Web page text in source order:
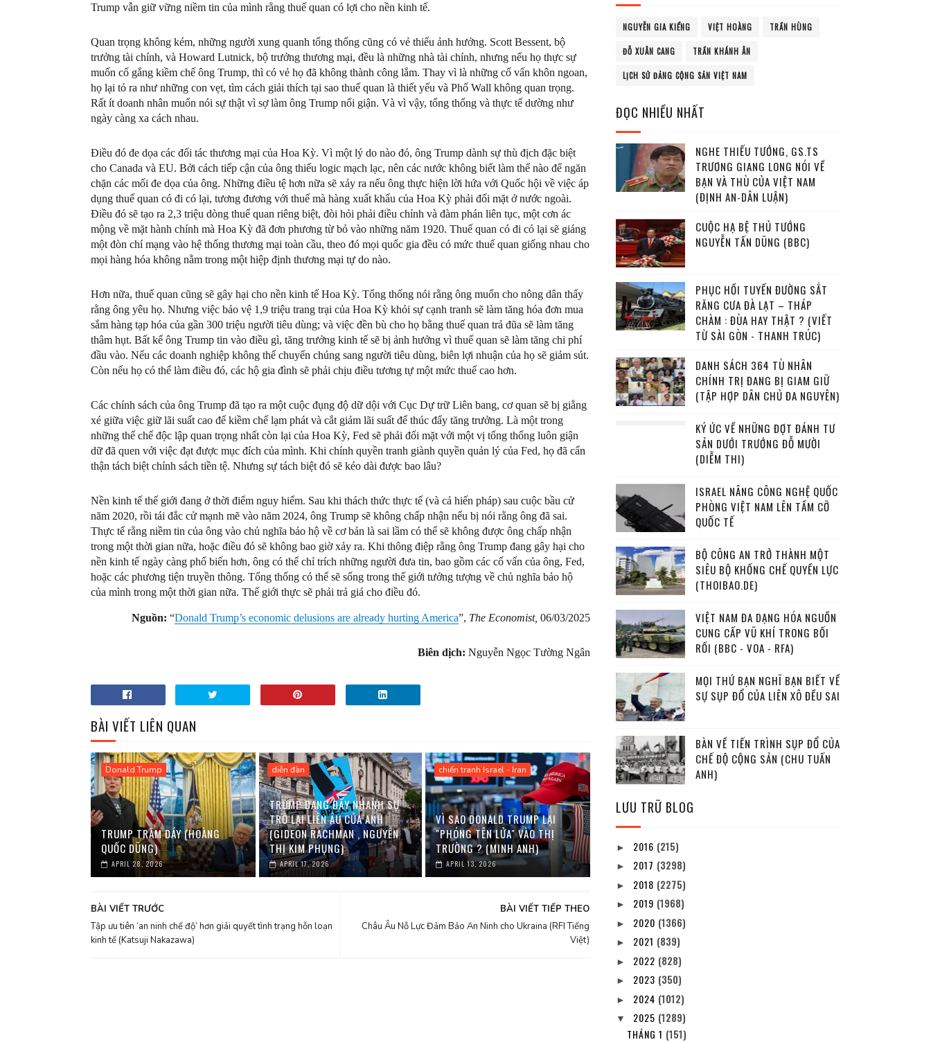
Trump vẫn giữ vững niềm tin của mình rằng thuế quan có lợi cho nền kinh tế.
Quan trọng không kém, những người xung quanh tổng thống cũng có vẻ thiếu ảnh hưởng. Scott Bessent, bộ
trưởng tài chính, và Howard Lutnick, bộ trưởng thương mại, đều là những nhà tài chính, nhưng nếu họ thực sự
muốn cố gắng kiềm chế ông Trump, thì có vẻ họ đã không thành công lắm. Thay vì là những cố vấn khôn ngoan,
họ lại tỏ ra như những con vẹt, tìm cách giải thích tại sao thuế quan là thiết yếu và Phố Wall không quan trọng.
Rất ít doanh nhân muốn nói sự thật vì sợ làm ông Trump nổi giận. Và vì vậy, tổng thống và thực tế dường như
ngày càng xa cách nhau.
Điều đó đe dọa các đối tác thương mại của Hoa Kỳ. Vì một lý do nào đó, ông Trump dành sự thù địch đặc biệt
cho Canada và EU. Bởi cách tiếp cận của ông thiếu logic mạch lạc, nên các nước không biết làm thế nào để ngăn
chặn các mối đe dọa của ông. Những điều tệ hơn nữa sẽ xảy ra nếu ông thực hiện lời hứa với Quốc hội về việc áp
dụng thuế quan có đi có lại, tương đương với thuế mà hàng xuất khẩu của Hoa Kỳ phải đối mặt ở nước ngoài.
Điều đó sẽ tạo ra 2,3 triệu dòng thuế quan riêng biệt, đòi hỏi phải điều chỉnh và đàm phán liên tục, một cơn ác
mộng về mặt hành chính mà Hoa Kỳ đã đơn phương từ bỏ vào những năm 1920. Thuế quan có đi có lại sẽ giáng
một đòn chí mạng vào hệ thống thương mại toàn cầu, theo đó mọi quốc gia đều có mức thuế quan giống nhau cho
mọi hàng hóa không nằm trong một hiệp định thương mại tự do nào.
Hơn nữa, thuế quan cũng sẽ gây hại cho nền kinh tế Hoa Kỳ. Tổng thống nói rằng ông muốn cho nông dân thấy
rằng ông yêu họ. Nhưng việc bảo vệ 1,9 triệu trang trại của Hoa Kỳ khỏi sự cạnh tranh sẽ làm tăng hóa đơn mua
sắm hàng tạp hóa của gần 300 triệu người tiêu dùng; và việc đền bù cho họ bằng thuế quan trả đũa sẽ làm tăng
thâm hụt. Bất kể ông Trump tin vào điều gì, tăng trưởng kinh tế sẽ bị ảnh hưởng vì thuế quan sẽ làm tăng chi phí
đầu vào. Nếu các doanh nghiệp không thể chuyển chúng sang người tiêu dùng, biên lợi nhuận của họ sẽ giảm sút.
Còn nếu họ có thể làm điều đó, các hộ gia đình sẽ phải chịu điều tương tự một mức thuế cao hơn.
Các chính sách của ông Trump đã tạo ra một cuộc đụng độ dữ dội với Cục Dự trữ Liên bang, cơ quan sẽ bị giằng
xé giữa việc giữ lãi suất cao để kiềm chế lạm phát và cắt giảm lãi suất để thúc đẩy tăng trưởng. Là một trong
những thể chế độc lập quan trọng nhất còn lại của Hoa Kỳ, Fed sẽ phải đối mặt với một vị tổng thống luôn giận
dữ đã quen với việc đạt được mục đích của mình. Khi chính quyền tranh giành quyền quản lý của Fed, họ đã cẩn
thận tách biệt chính sách tiền tệ. Nhưng sự tách biệt đó sẽ kéo dài được bao lâu?
Nền kinh tế thế giới đang ở thời điểm nguy hiểm. Sau khi thách thức thực tế (và cả hiến pháp) sau cuộc bầu cử
năm 2020, rồi tái đắc cử mạnh mẽ vào năm 2024, ông Trump sẽ không chấp nhận nếu bị nói rằng ông đã sai.
Thực tế rằng niềm tin của ông vào chủ nghĩa bảo hộ về cơ bản là sai lầm có thể sẽ không được ông chấp nhận
trong một thời gian nữa, hoặc điều đó sẽ không bao giờ xảy ra. Khi thông điệp rằng ông Trump đang gây hại cho
nền kinh tế ngày càng phổ biến hơn, ông có thể chỉ trích những người đưa tin, bao gồm các cố vấn của ông, Fed,
hoặc các phương tiện truyền thông. Tổng thống có thể sẽ sống trong thế giới tưởng tượng về chủ nghĩa bảo hộ
của mình trong một thời gian nữa. Thế giới thực sẽ phải trả giá cho điều đó.
Nguồn:“Donald Trump’s economic delusions are already hurting America”, The Economist,06/03/2025
Biên dịch:Nguyễn Ngọc Tường Ngân
BÀI VIẾT LIÊN QUAN
Donald Trump
TRUMP TRĂM ĐÁY (HOÀNG
QUỐC DŨNG)
APRIL 28, 2026
diễn đàn
TRUMP ĐANG ĐẨY NHANH SỰ
TRỞ LẠI LIÊN ÂU CỦA ANH
(GIDEON RACHMAN , NGUYỄN
THỊ KIM PHỤNG)
APRIL 17, 2026
chiến tranh Israel - Iran
VÌ SAO DONALD TRUMP LẠI
"PHÓNG TÊN LỬA" VÀO THỊ
TRƯỜNG ? (MINH ANH)
APRIL 13, 2026
BÀI VIẾT TIẾP THEO
Châu Âu Nỗ Lực Đảm Bảo An Ninh cho Ukraina (RFI Tiếng
Việt)
BÀI VIẾT TRƯỚC
Tập ưu tiên ‘an ninh chế độ’ hơn giải quyết tình trạng hỗn loạn
kinh tế (Katsuji Nakazawa)
NGUYỄN GIA KIỂNG VIỆT HOÀNG TRẦN HÙNG
ĐỖ XUÂN CANG TRẦN KHÁNH ÂN
LỊCH SỬ ĐẢNG CỘNG SẢN VIỆT NAM
ĐỌC NHIỀU NHẤT
NGHE THIẾU TƯỚNG, GS.TS
TRƯƠNG GIANG LONG NÓI VỀ
BẠN VÀ THÙ CỦA VIỆT NAM
(ĐỊNH AN-DÂN LUẬN)
CUỘC HẠ BỆ THỦ TƯỚNG
NGUYỄN TẤN DŨNG (BBC)
PHỤC HỒI TUYẾN ĐƯỜNG SẮT
RĂNG CƯA ĐÀ LẠT – THÁP
CHÀM : ĐÙA HAY THẬT ? (VIẾT
TỪ SÀI GÒN - THANH TRÚC)
DANH SÁCH 364 TÙ NHÂN
CHÍNH TRỊ ĐANG BỊ GIAM GIỮ
(TẬP HỢP DÂN CHỦ ĐA NGUYÊN)
KÝ ỨC VỀ NHỮNG ĐỢT ĐÁNH TƯ
SẢN DƯỚI TRƯỚNG ĐỖ MƯỜI
(DIỄM THI)
ISRAEL NÂNG CÔNG NGHỆ QUỐC
PHÒNG VIỆT NAM LÊN TẦM CỠ
QUỐC TẾ
BỘ CÔNG AN TRỞ THÀNH MỘT
SIÊU BỘ KHỐNG CHẾ QUYỀN LỰC
(THOIBAO.DE)
VIỆT NAM ĐA DẠNG HÓA NGUỒN
CUNG CẤP VŨ KHÍ TRONG BỐI
RỐI (BBC - VOA - RFA)
MỌI THỨ BẠN NGHĨ BẠN BIẾT VỀ
SỰ SỤP ĐỔ CỦA LIÊN XÔ ĐỀU SAI
BÀN VỀ TIẾN TRÌNH SỤP ĐỔ CỦA
CHẾ ĐỘ CỘNG SẢN (CHU TUẤN
ANH)
LƯU TRỮ BLOG
► 2016 (215)
► 2017 (3298)
► 2018 (2275)
► 2019 (1968)
► 2020 (1366)
► 2021 (839)
► 2022 (828)
► 2023 (350)
► 2024 (1012)
▼ 2025 (1289)
THÁNG 1 (151)